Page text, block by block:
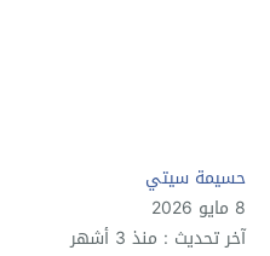
حسيمة سيتي
8 مايو 2026
آخر تحديث : منذ 3 أشهر